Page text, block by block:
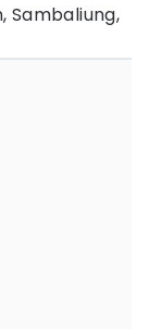
Sambaliung,